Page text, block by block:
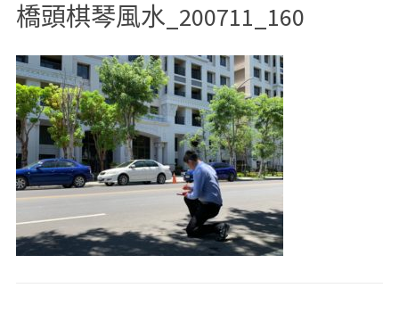
橋頭棋琴風水_200711_160